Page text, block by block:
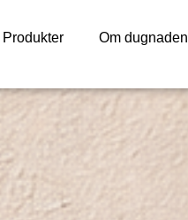
Produkter Om dugnaden